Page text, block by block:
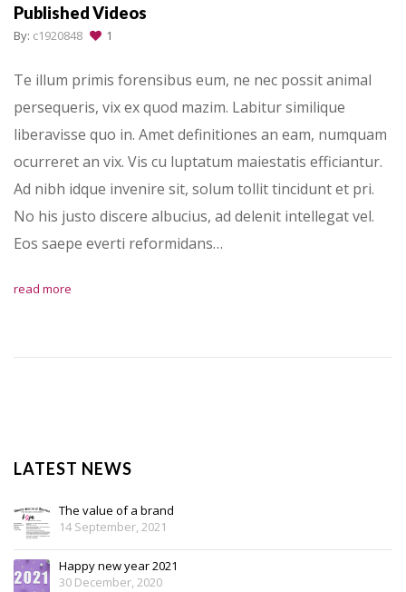
Published Videos
By: c1920848 1
Te illum primis forensibus eum, ne nec possit animal
persequeris, vix ex quod mazim. Labitur similique
liberavisse quo in. Amet definitiones an eam, numquam
ocurreret an vix. Vis cu luptatum maiestatis efficiantur.
Ad nibh idque invenire sit, solum tollit tincidunt et pri.
No his justo discere albucius, ad delenit intellegat vel.
Eos saepe everti reformidans…
read more
LATEST NEWS
The value of a brand
14 September, 2021
Happy new year 2021
30 December, 2020